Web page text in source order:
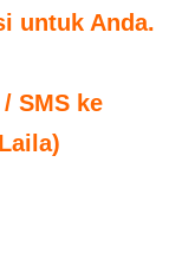
untuk Anda.
SMS ke